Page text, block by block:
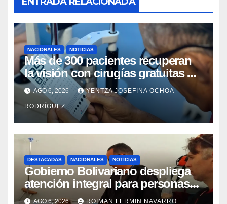
NACIONALES NOTICIAS
Más de 300 pacientes recuperan
la visión con cirugías gratuitas de
cataratas en Zulia
AGO 6, 2026 YENTZA JOSEFINA OCHOA
RODRÍGUEZ
DESTACADAS NACIONALES NOTICIAS
Gobierno Bolivariano despliega
atención integral para personas
con discapacidad en
AGO 6, 2026 ROIMAN FERMIN NAVARRO